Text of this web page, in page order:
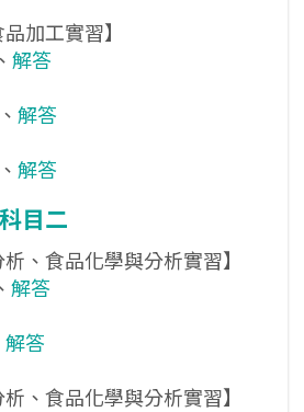
加工實習】
、 解答
、 解答
、 解答
目二
析、食品化學與分析實習】
解答
解答
析、食品化學與分析實習】